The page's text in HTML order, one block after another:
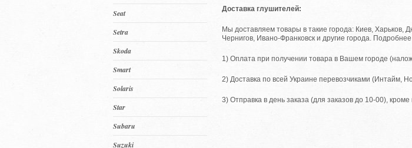
Seat
Setra
Skoda
Smart
Solaris
Star
Subaru
Suzuki
Доставка глушителей:
Мы доставляем товары в такие города: Киев, Харьков,
Чернигов, Ивано-Франковск и другие города.
1) Оплата при получении товара в Вашем городе
2) Доставка по всей Украине перевозчиками (Интайм,
3) Отправка в день заказа (для заказов до 10-00),